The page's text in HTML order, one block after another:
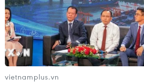
vietnamplus.vn